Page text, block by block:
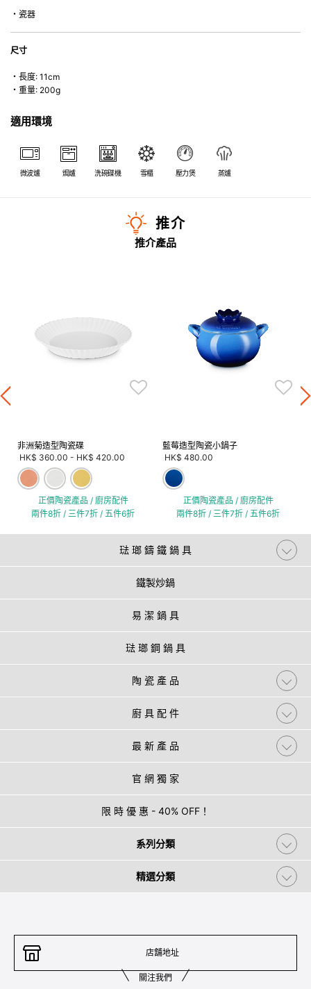
・瓷器
尺寸
・長度: 11cm
・重量: 200g
適用環境
微波爐 焗爐 洗碗碟機 雪櫃 壓力煲 蒸爐
推介
推介產品
非洲菊造型陶瓷碟
HK$ 360.00 - HK$ 420.00
正價陶瓷產品 / 廚房配件
兩件8折 / 三件7折 / 五件6折
藍莓造型陶瓷小鍋子
HK$ 480.00
正價陶瓷產品 / 廚房配件
兩件8折 / 三件7折 / 五件6折
琺 瑯 鑄 鐵 鍋 具
鐵製炒鍋
易 潔 鍋 具
琺 瑯 鋼 鍋 具
陶 瓷 產 品
廚 具 配 件
最 新 產 品
官 網 獨 家
限 時 優 惠 - 40% OFF！
系列分類
精選分類
店舖地址
關注我們